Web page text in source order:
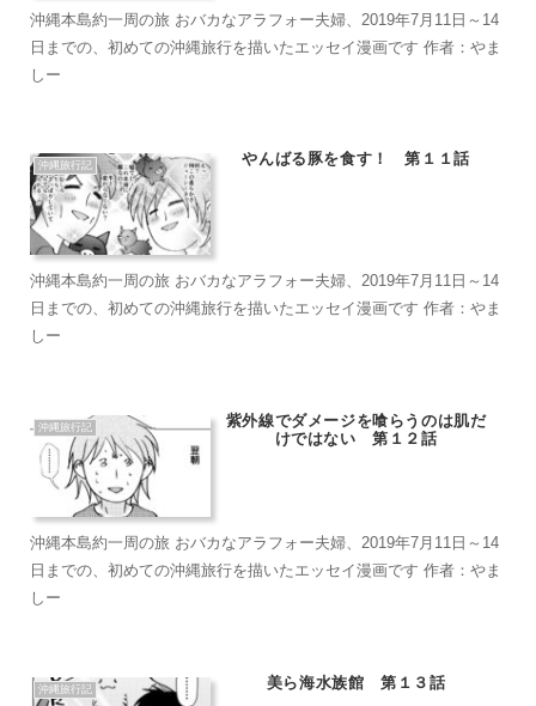
沖縄本島約一周の旅 おバカなアラフォー夫婦、2019年7月11日～14
日までの、初めての沖縄旅行を描いたエッセイ漫画です 作者：やま
しー
沖縄旅行記 やんばる豚を食す！ 第１１話
沖縄本島約一周の旅 おバカなアラフォー夫婦、2019年7月11日～14
日までの、初めての沖縄旅行を描いたエッセイ漫画です 作者：やま
しー
沖縄旅行記
紫外線でダメージを喰らうのは肌だ
けではない 第１２話
沖縄本島約一周の旅 おバカなアラフォー夫婦、2019年7月11日～14
日までの、初めての沖縄旅行を描いたエッセイ漫画です 作者：やま
しー
沖縄旅行記 美ら海水族館 第１３話